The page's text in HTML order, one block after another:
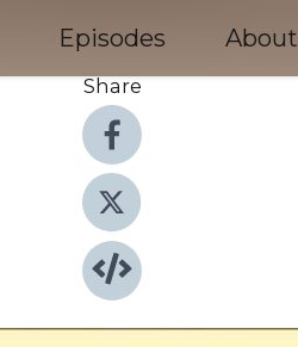
Episodes About
Share